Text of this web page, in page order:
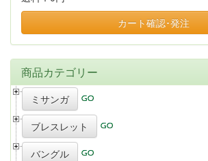
カート確認･発注
商品カテゴリー
ミサンガ
ブレスレット
バングル